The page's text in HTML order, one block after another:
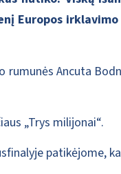
Europos
Ancuta
„Trys milijonai“.
patikėjome,